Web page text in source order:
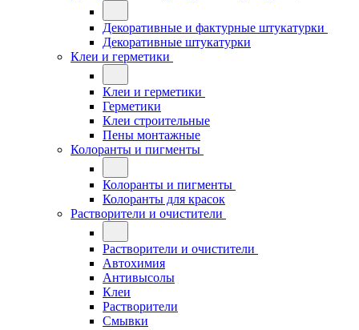
Декоративные и фактурные штукатурки
Декоративные штукатурки
Клеи и герметики
Клеи и герметики
Герметики
Клеи строительные
Пены монтажные
Колоранты и пигменты
Колоранты и пигменты
Колоранты для красок
Растворители и очистители
Растворители и очистители
Автохимия
Антивысолы
Клеи
Растворители
Смывки